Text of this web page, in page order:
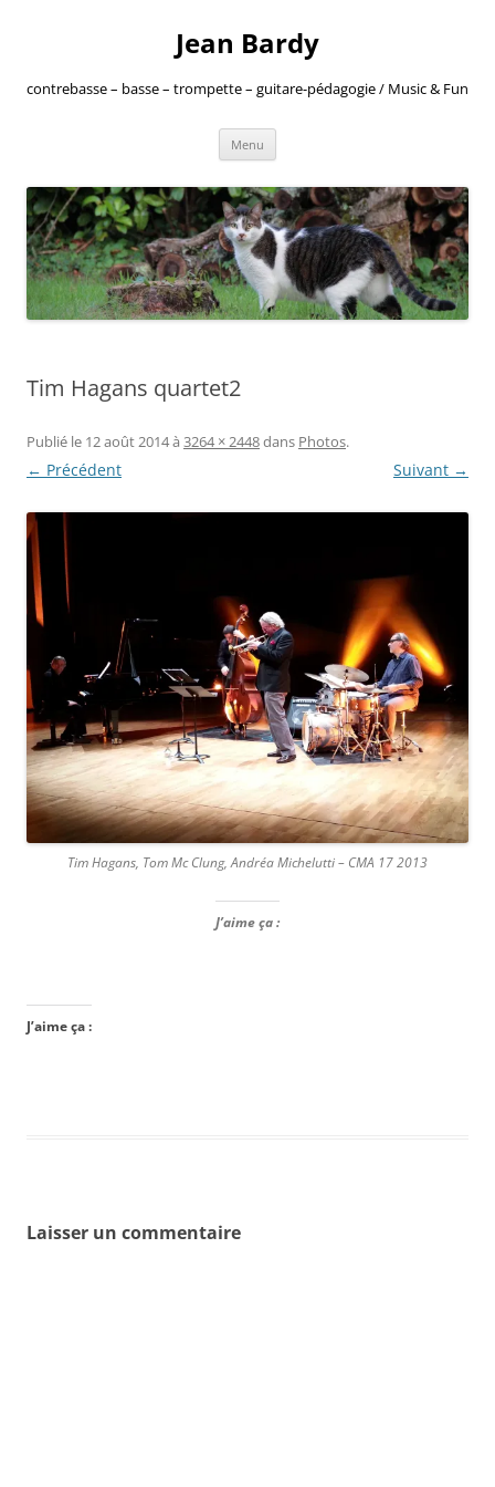
Jean Bardy
contrebasse – basse – trompette – guitare-pédagogie / Music & Fun
Menu
Tim Hagans quartet2
Publié le 12 août 2014à 3264 × 2448dans Photos.
← Précédent Suivant →
Tim Hagans, Tom Mc Clung, Andréa Michelutti – CMA 17 2013
J’aime ça :
J’aime ça :
Laisser un commentaire